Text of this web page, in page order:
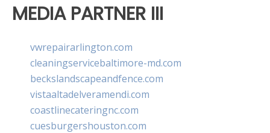
MEDIA PARTNER III
vwrepairarlington.com
cleaningservicebaltimore-md.com
beckslandscapeandfence.com
vistaaltadelveramendi.com
coastlinecateringnc.com
cuesburgershouston.com